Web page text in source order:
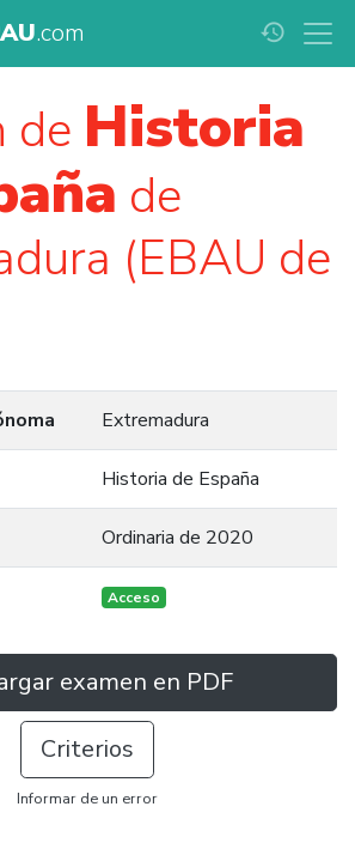
.com history
de Historia
de
(EBAU de
Extremadura
Historia de España
Ordinaria de 2020
Acceso
examen en PDF
Criterios
Informar de un error